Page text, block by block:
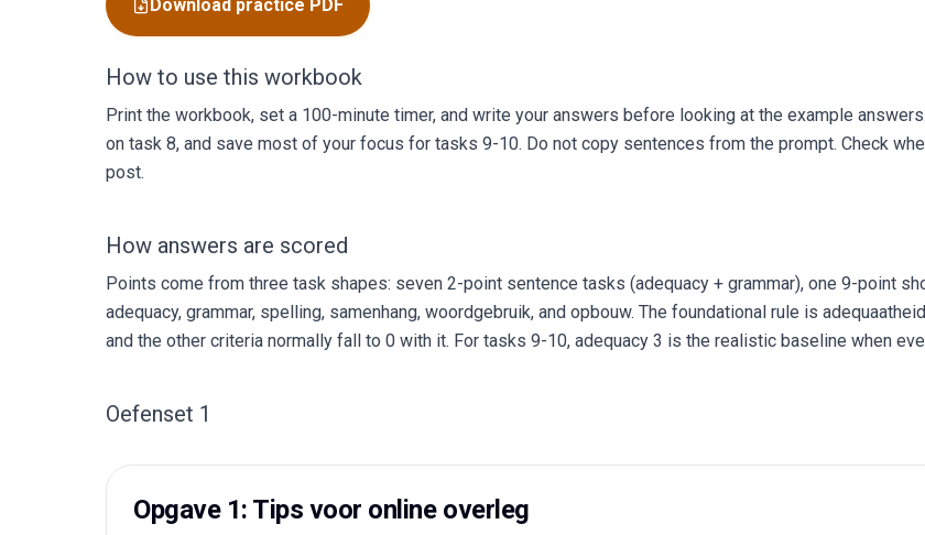
Download practice PDF
How to use this workbook
Print the workbook, set a 100-minute timer, and write your answers before looking at the example
on task 8, and save most of your focus for tasks 9-10. Do not copy sentences from the prompt. Check
post.
How answers are scored
Points come from three task shapes: seven 2-point sentence tasks (adequacy + grammar), one 9-point
adequacy, grammar, spelling, samenhang, woordgebruik, and opbouw. The foundational rule is
and the other criteria normally fall to 0 with it. For tasks 9-10, adequacy 3 is the realistic baseline when
Oefenset 1
Opgave 1: Tips voor online overleg